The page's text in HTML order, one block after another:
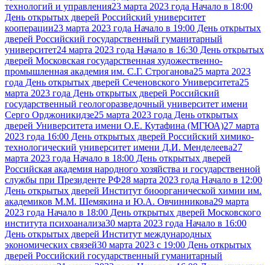
технологий и управления23 марта 2023 года Начало в 18:00
День открытых дверей Российский университет
кооперации23 марта 2023 года Начало в 19:00 День открытых
дверей Российский государственный гуманитарный
университет24 марта 2023 года Начало в 16:30 День открытых
дверей Московская государственная художественно-
промышленная академия им. С.Г. Строганова25 марта 2023
года День открытых дверей Сеченовского Университета25
марта 2023 года День открытых дверей Российский
государственный геологоразведочный университет имени
Серго Орджоникидзе25 марта 2023 года День открытых
дверей Университета имени О.Е. Кутафина (МГЮА)27 марта
2023 года 16:00 День открытых дверей Российский химико-
технологический университет имени Д.И. Менделеева27
марта 2023 года Начало в 18:00 День открытых дверей
Российская академия народного хозяйства и государственной
службы при Президенте РФ28 марта 2023 года Начало в 12:00
День открытых дверей Институт биоорганической химии им.
академиков М.М. Шемякина и Ю.А. Овчинникова29 марта
2023 года Начало в 18:00 День открытых дверей Московского
института психоанализа30 марта 2023 года Начало в 16:00
День открытых дверей Институт международных
экономических связей30 марта 2023 с 19:00 День открытых
дверей Российский государственный гуманитарный